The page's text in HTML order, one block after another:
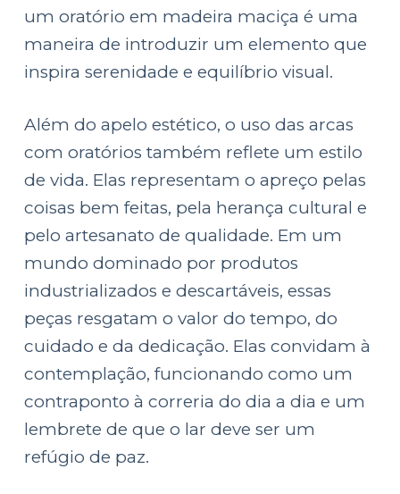
um oratório em madeira maciça é uma
maneira de introduzir um elemento que
inspira serenidade e equilíbrio visual.
Além do apelo estético, o uso das arcas
com oratórios também reflete um estilo
de vida. Elas representam o apreço pelas
coisas bem feitas, pela herança cultural e
pelo artesanato de qualidade. Em um
mundo dominado por produtos
industrializados e descartáveis, essas
peças resgatam o valor do tempo, do
cuidado e da dedicação. Elas convidam à
contemplação, funcionando como um
contraponto à correria do dia a dia e um
lembrete de que o lar deve ser um
refúgio de paz.